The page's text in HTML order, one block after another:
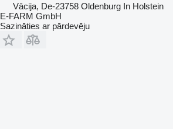
Vācija, De-23758 Oldenburg In Holstein
E-FARM GmbH
Sazināties ar pārdevēju